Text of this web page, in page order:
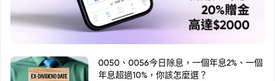
0050、0056今日除息，一個年息2%、一個
年息超過10%，你該怎麼選？